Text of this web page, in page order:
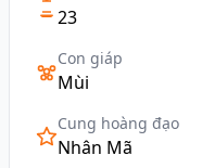
23
Con giáp
Mùi
Cung hoàng đạo
Nhân Mã